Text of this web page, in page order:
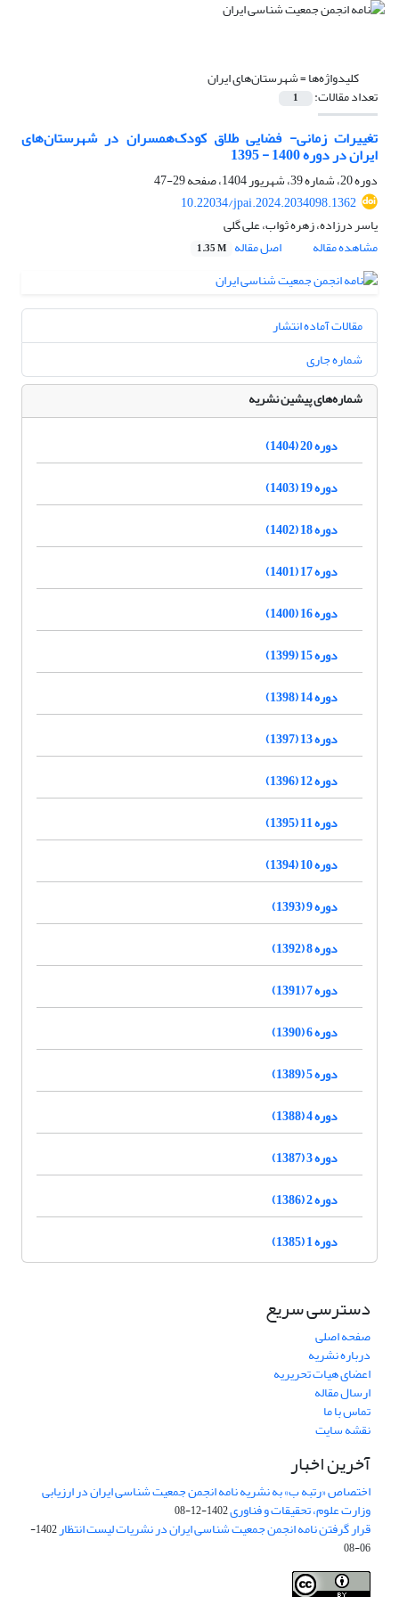
کلیدواژه‌ها =شهرستان‌های ایران
تعداد مقالات: 1
تغییرات زمانی- فضایی طلاق کودک‌همسران در شهرستان‌های
ایران در دوره 1400 - 1395
دوره 20، شماره 39، شهریور 1404، صفحه
29-47
10.22034/jpai.2024.2034098.1362
یاسر درزاده، زهره ثواب، علی گلی
مشاهده مقاله
اصل مقاله 1.35 M
مقالات آماده انتشار
شماره جاری
شماره‌های پیشین نشریه
دوره 20 (1404)
دوره 19 (1403)
دوره 18 (1402)
دوره 17 (1401)
دوره 16 (1400)
دوره 15 (1399)
دوره 14 (1398)
دوره 13 (1397)
دوره 12 (1396)
دوره 11 (1395)
دوره 10 (1394)
دوره 9 (1393)
دوره 8 (1392)
دوره 7 (1391)
دوره 6 (1390)
دوره 5 (1389)
دوره 4 (1388)
دوره 3 (1387)
دوره 2 (1386)
دوره 1 (1385)
دسترسی سریع
صفحه اصلی
درباره نشریه
اعضای هیات تحریریه
ارسال مقاله
تماس با ما
نقشه سایت
آخرین اخبار
اختصاص «رتبه ب» به نشریه نامه انجمن جمعیت شناسی ایران در ارزیابی
وزارت علوم، تحقیقات و فناوری1402-12-08
قرار گرفتن نامه انجمن جمعیت شناسی ایران در نشریات لیست انتظار
1402-
06-08